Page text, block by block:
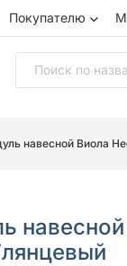
Покупателю
навесной Виола